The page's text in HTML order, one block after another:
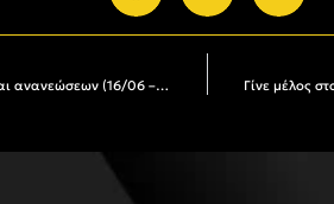
Γίνε μέλος στον Α.Σ. ΑΡΗΣ: Το πρόγραμμα εγγραφών και ανανεώσεων (16/06 – 21/06)